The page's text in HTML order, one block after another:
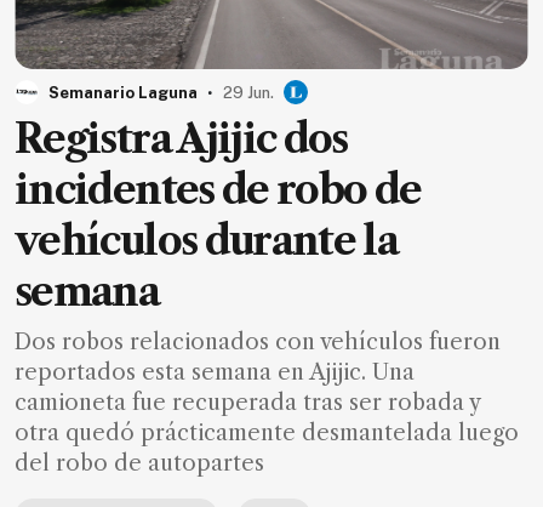
150
MXN
Suscríbete ahora
NOTICIAS
Jalisco
Nacional
Internacional
Opinión
Deportes
Semanario Laguna . 29 Jun.
Registra Ajijic dos
incidentes de robo de
vehículos durante la
semana
Dos robos relacionados con vehículos fueron
reportados esta semana en Ajijic. Una
camioneta fue recuperada tras ser robada y
otra quedó prácticamente desmantelada luego
del robo de autopartes